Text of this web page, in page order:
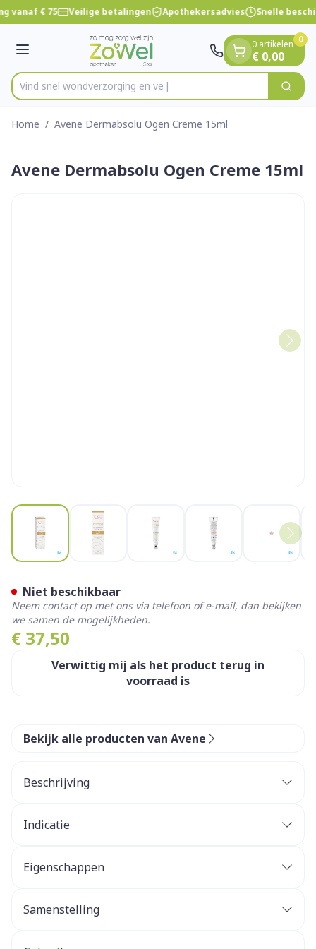
Ga naar de inhoud
1 van 1
vanaf € 75 Veilige betalingen Apothekersadvies Snelle
Menu
Product, merk, categorie...
Vind snel wondverzorgin Zoek
0 artikelen
€ 0,00
0
Home / Avene Dermabsolu Ogen Creme 15ml
Avene Dermabsolu Ogen Creme 15ml
View larger imageView larger image
€ 37,50
Verwittig mij als het product terug in
voorraad is
Niet beschikbaar
Neem contact op met ons via telefoon of e-mail, dan bekijken
we samen de mogelijkheden.
Bekijk alle producten van Avene
Beschrijving
Indicatie
met een gevoelige oogomtrek die kleine rimpeltjes
oogleden, een minder compacte huid en minder
heldere blik willen tegengaan.
Eigenschappen
Samenstelling